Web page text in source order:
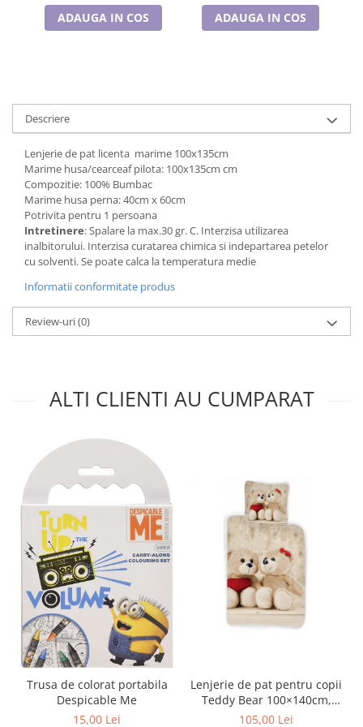
Cadouri pentru Doctori
Cadouri pentru Sfânta Maria
ADAUGA IN COS ADAUGA IN COS
Descriere
Lenjerie de pat licenta marime 100x135cm
Marime husa/cearceaf pilota: 100x135cm cm
Compozitie: 100% Bumbac
Marime husa perna: 40cm x 60cm
Potrivita pentru 1 persoana
Intretinere: Spalare la max.30 gr. C. Interzisa utilizarea
inalbitorului. Interzisa curatarea chimica si indepartarea petelor
cu solventi. Se poate calca la temperatura medie
Informatii conformitate produs
Review-uri(0)
ALTI CLIENTI AU CUMPARAT
Trusa de colorat portabila
Despicable Me
15,00 Lei
Lenjerie de pat pentru copii
Teddy Bear 100×140cm,
40×45 cm BRM006430
105,00 Lei